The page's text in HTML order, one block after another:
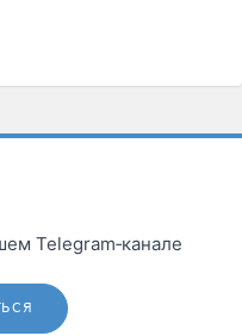
Telegram‑канале